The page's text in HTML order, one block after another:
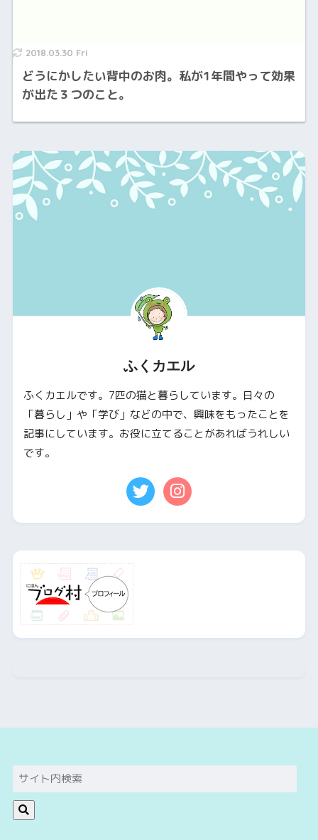
2018.03.30 Fri
どうにかしたい背中のお肉。私が1年間やって効果
が出た３つのこと。
ふくカエル
ふくカエルです。7匹の猫と暮らしています。日々の
「暮らし」や「学び」などの中で、興味をもったことを
記事にしています。お役に立てることがあればうれしい
です。